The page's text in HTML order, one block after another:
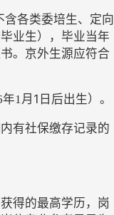
各类委培生、定向
业生），毕业当年
。京外生源应符合
年1月 1日后出生）。
有社保缴存记录的
得的最高学历，岗